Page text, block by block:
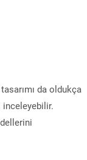
da oldukça